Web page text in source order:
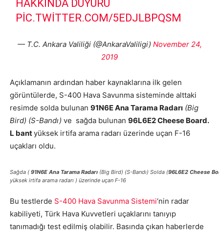
HAKKINDA DUYURU
PIC.TWITTER.COM/5EDJLBPQSM
— T.C. Ankara Valiliği (@AnkaraValiligi) November 24,
2019
Açıklamanın ardından haber kaynaklarına ilk gelen
görüntülerde, S-400 Hava Savunma sisteminde alttaki
resimde solda bulunan 91N6E Ana Tarama Radarı (Big
Bird) (S-Bandı) ve sağda bulunan 96L6E2 Cheese Board.
L bantyüksek irtifa arama radarı üzerinde uçan F-16
uçakları oldu.
Sağda ( 91N6E Ana Tarama Radarı (Big Bird) (S-Bandı) Solda (96L6E2 Cheese
yüksek irtifa arama radarı ) üzerinde uçan F-16
Bu testlerde S-400 Hava Savunma Sistemi‘nin radar
kabiliyeti, Türk Hava Kuvvetleri uçaklarını tanıyıp
tanımadığı test edilmiş olabilir. Basında çıkan haberlerde